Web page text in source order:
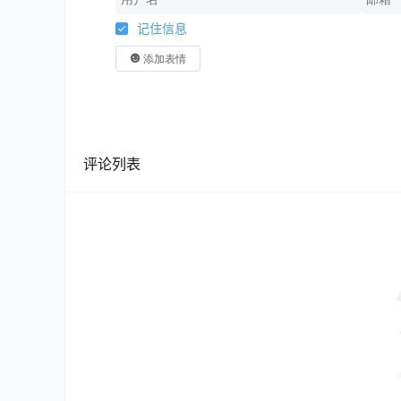
记住信息
添加表情
评论列表